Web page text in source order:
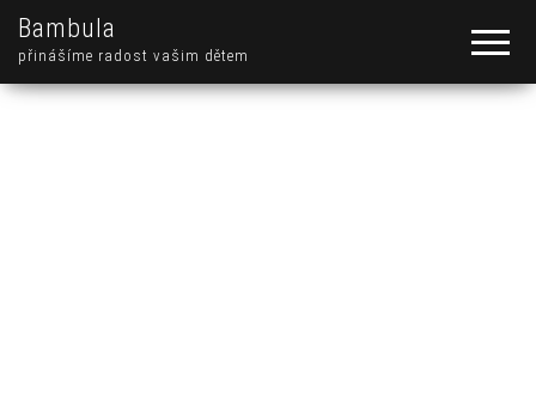
Bambula
přinášíme radost vašim dětem